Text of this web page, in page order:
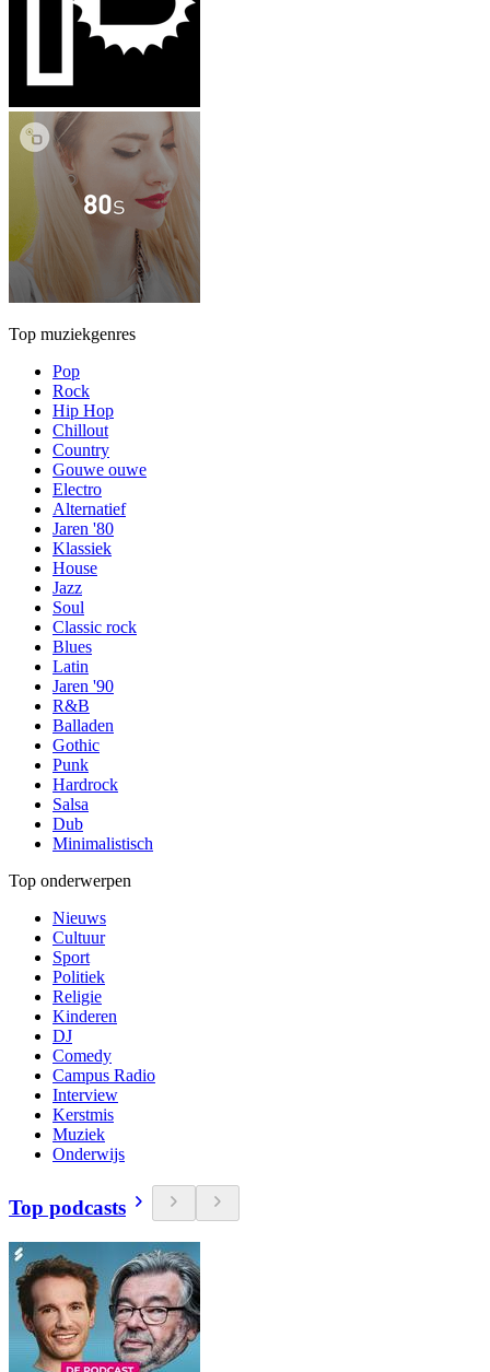
Top muziekgenres
Pop
Rock
Hip Hop
Chillout
Country
Gouwe ouwe
Electro
Alternatief
Jaren '80
Klassiek
House
Jazz
Soul
Classic rock
Blues
Latin
Jaren '90
R&B
Balladen
Gothic
Punk
Hardrock
Salsa
Dub
Minimalistisch
Top onderwerpen
Nieuws
Cultuur
Sport
Politiek
Religie
Kinderen
DJ
Comedy
Campus Radio
Interview
Kerstmis
Muziek
Onderwijs
Top podcasts